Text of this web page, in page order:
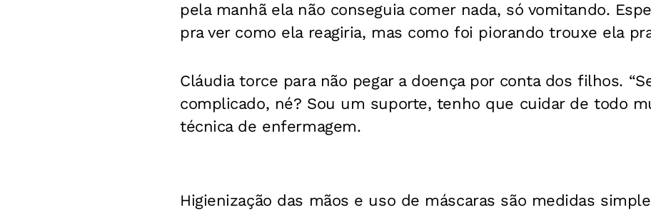
pela manhã ela não conseguia comer nada, só vomitando.
pra ver como ela reagiria, mas como foi piorando trouxe ela pra
Cláudia torce para não pegar a doença por conta dos filhos.
complicado, né? Sou um suporte, tenho que cuidar de todo
técnica de enfermagem.
Higienização das mãos e uso de máscaras são medidas